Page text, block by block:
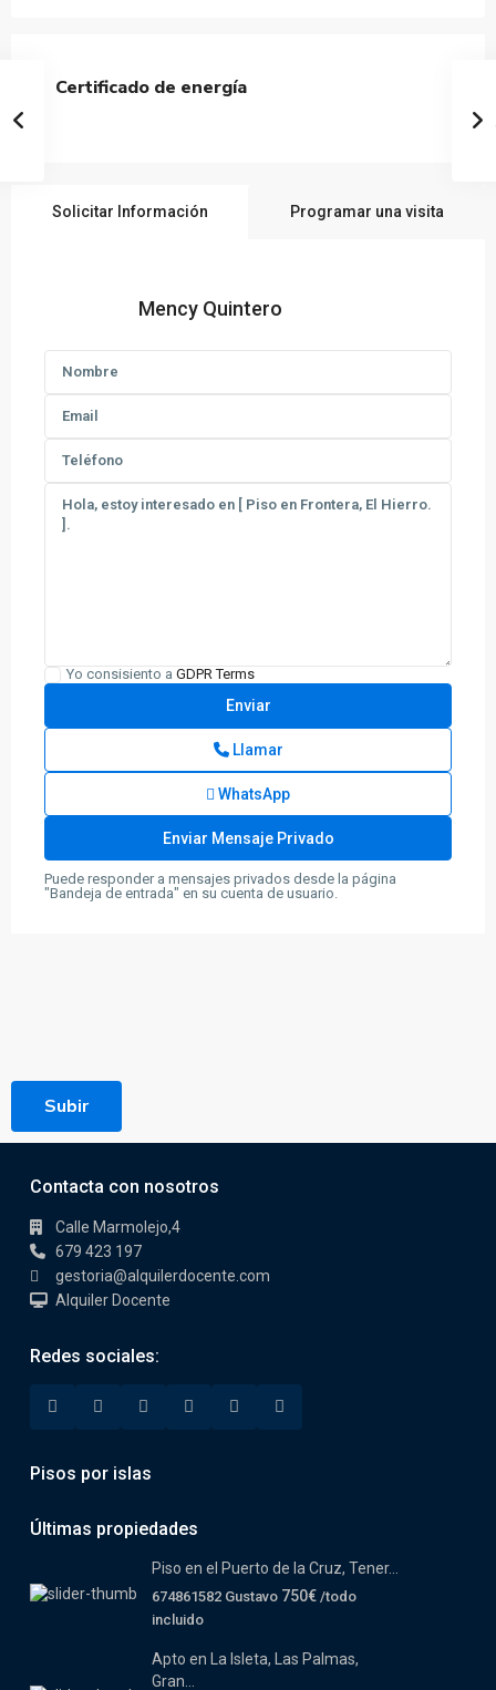
Certificado de energía
Solicitar Información Programar una visita
Mency Quintero
Yo consisiento a GDPR Terms
Llamar
WhatsApp
Puede responder a mensajes privados desde la página
"Bandeja de entrada" en su cuenta de usuario.
Subir
Contacta con nosotros
Calle Marmolejo,4
679 423 197
gestoria@alquilerdocente.com
Alquiler Docente
Redes sociales:
Pisos por islas
Últimas propiedades
Piso en el Puerto de la Cruz, Tener...
674861582 Gustavo 750€ /todo
incluido
Apto en La Isleta, Las Palmas,
Gran...